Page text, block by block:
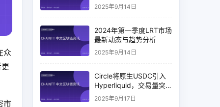
众
市
2025年9月14日
2024年第一季度LRT市场
最新动态与趋势分析
2025年9月14日
Circle将原生USDC引入
Hyperliquid，交易量突
破币安14%
2025年9月17日